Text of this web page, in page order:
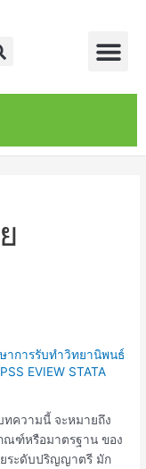
าการรับทำวิทยานิพนธ์
EVIEW STATA
ทความนี้ จะหมายถึง
ณฑ์หรือมาตรฐาน ของ
ระดับปริญญาตรี มัก